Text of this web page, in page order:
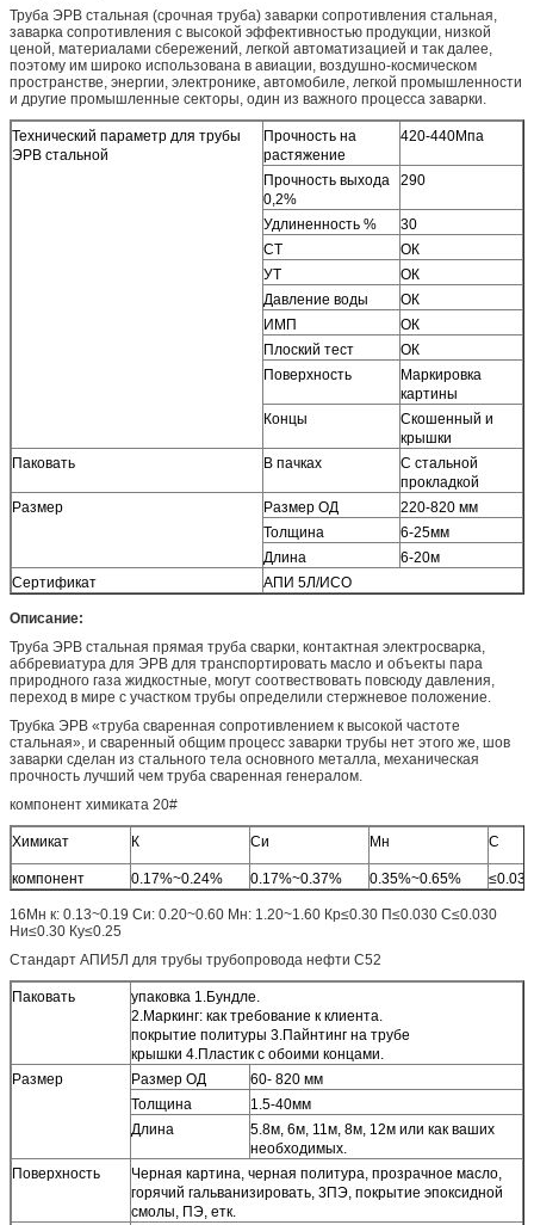
Труба ЭРВ стальная (срочная труба) заварки сопротивления стальная,
заварка сопротивления с высокой эффективностью продукции, низкой
ценой, материалами сбережений, легкой автоматизацией и так далее,
поэтому им широко использована в авиации, воздушно-космическом
пространстве, энергии, электронике, автомобиле, легкой промышленности
и другие промышленные секторы, один из важного процесса заварки.
Технический параметр для трубы
ЭРВ стальной
Прочность на
растяжение
420-440Мпа
Прочность выхода
0,2%
290
Удлиненность %
30
СТ
ОК
УТ
ОК
Давление воды
ОК
ИМП
ОК
Плоский тест
ОК
Поверхность
Маркировка
картины
Концы
Скошенный и
крышки
Паковать
В пачках
С стальной
прокладкой
Размер
Размер ОД
220-820 мм
Толщина
6-25мм
Длина
6-20м
Сертификат
АПИ 5Л/ИСО
Описание:
Труба ЭРВ стальная прямая труба сварки, контактная электросварка,
аббревиатура для ЭРВ для транспортировать масло и объекты пара
природного газа жидкостные, могут соотвествовать повсюду давления,
переход в мире с участком трубы определили стержневое положение.
Трубка ЭРВ «труба сваренная сопротивлением к высокой частоте
стальная», и сваренный общим процесс заварки трубы нет этого же, шов
заварки сделан из стального тела основного металла, механическая
прочность лучший чем труба сваренная генералом.
компонент химиката 20#
Химикат К Си Мн С
компонент 0.17%~0.24% 0.17%~0.37% 0.35%~0.65%
16Мн к: 0.13~0.19 Си: 0.20~0.60 Мн: 1.20~1.60 Кр≤0.30 П≤0.030 С≤0.030
Ни≤0.30 Ку≤0.25
Стандарт АПИ5Л для трубы трубопровода нефти С52
Паковать
упаковка 1.Бундле.
2.Маркинг: как требование к клиента.
покрытие политуры 3.Пайнтинг на трубе
крышки 4.Пластик с обоими концами.
Размер
Размер ОД
60- 820 мм
Толщина
1.5-40мм
Длина
5.8м, 6м, 11м, 8м, 12м или как ваших
необходимых.
Поверхность
Черная картина, черная политура, прозрачное масло,
горячий гальванизировать, 3ПЭ, покрытие эпоксидной
смолы, ПЭ, етк.